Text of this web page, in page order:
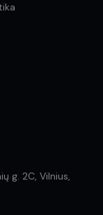
g. 2C, Vilnius,